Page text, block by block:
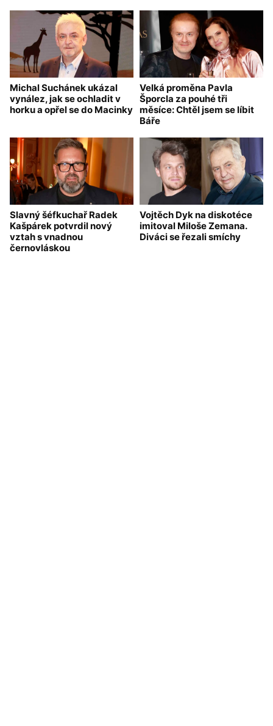
Michal Suchánek ukázal
vynález, jak se ochladit v
horku a opřel se do Macinky
Velká proměna Pavla
Šporcla za pouhé tři
měsíce: Chtěl jsem se líbit
Báře
Slavný šéfkuchař Radek
Kašpárek potvrdil nový
vztah s vnadnou
černovláskou
Vojtěch Dyk na diskotéce
imitoval Miloše Zemana.
Diváci se řezali smíchy